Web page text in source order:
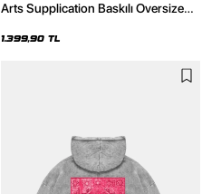
Arts Supplication Baskılı Oversize
Hoodie
1.399,90 TL